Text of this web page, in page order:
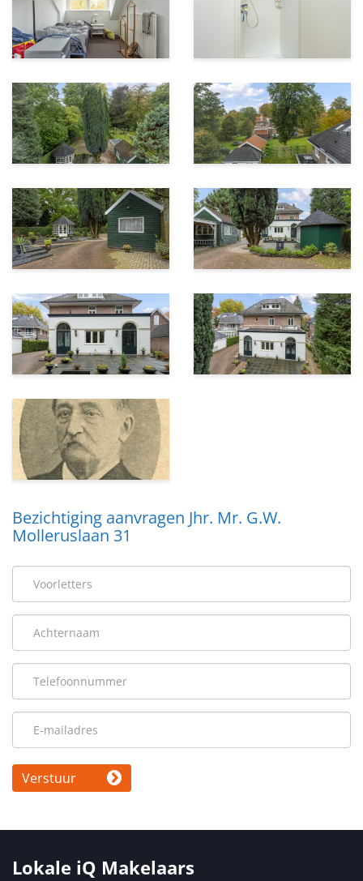
Bezichtiging aanvragen Jhr. Mr. G.W.
Molleruslaan 31
Verstuur
Lokale iQ Makelaars